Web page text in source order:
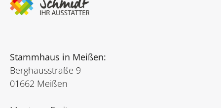
Stammhaus in Meißen:
Berghausstraße 9
01662 Meißen